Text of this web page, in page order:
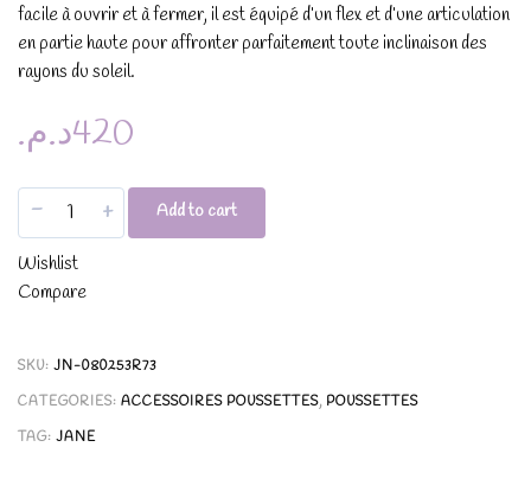
facile à ouvrir et à fermer, il est équipé d’un flex et d’une articulation
en partie haute pour affronter parfaitement toute inclinaison des
rayons du soleil.
420د.م.
- + Add to cart
Wishlist
Compare
SKU: JN-080253R73
CATEGORIES: ACCESSOIRES POUSSETTES, POUSSETTES
TAG: JANE